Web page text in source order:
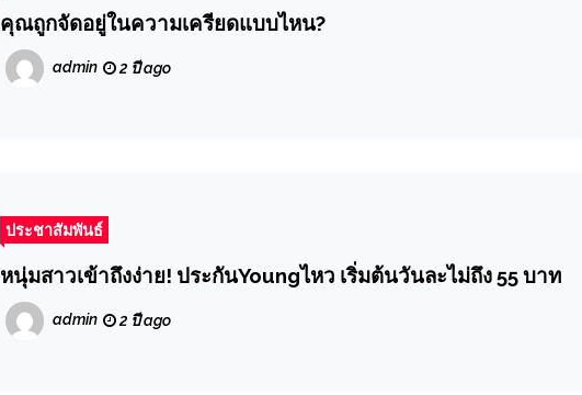
คุณถูกจัดอยู่ในความเครียดแบบไหน?
admin 2 ปี ago
ประชาสัมพันธ์
หนุ่มสาวเข้าถึงง่าย! ประกันYoungไหว เริ่มต้นวันละไม่ถึง 55 บาท
admin 2 ปี ago